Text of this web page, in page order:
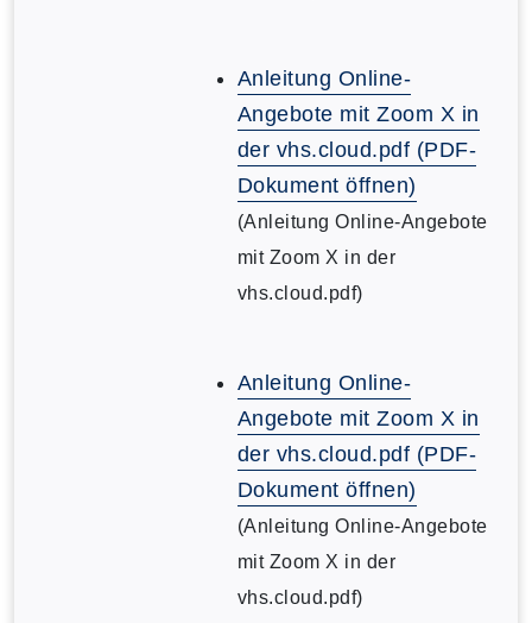
Anleitung Online-
Angebote mit Zoom X in
der vhs.cloud.pdf (PDF-
Dokument öffnen)
(Anleitung Online-Angebote
mit Zoom X in der
vhs.cloud.pdf)
Anleitung Online-
Angebote mit Zoom X in
der vhs.cloud.pdf (PDF-
Dokument öffnen)
(Anleitung Online-Angebote
mit Zoom X in der
vhs.cloud.pdf)